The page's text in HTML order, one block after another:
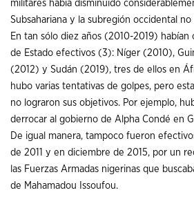
militares había disminuido
Subsahariana y la subregión occidental
En tan sólo diez años (2010-2019)
de Estado efectivos (3): Níger (2010),
(2012) y Sudán (2019), tres de ellos en
hubo varias tentativas de golpes, pero
no lograron sus objetivos. Por ejemplo,
derrocar al gobierno de Alpha Condé en
De igual manera, tampoco fueron
de 2011 y en diciembre de 2015, por un
las Fuerzas Armadas nigerinas que
de Mahamadou Issoufou.